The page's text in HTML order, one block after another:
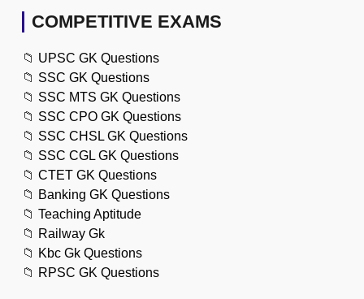
COMPETITIVE EXAMS
📁 UPSC GK Questions
📁 SSC GK Questions
📁 SSC MTS GK Questions
📁 SSC CPO GK Questions
📁 SSC CHSL GK Questions
📁 SSC CGL GK Questions
📁 CTET GK Questions
📁 Banking GK Questions
📁 Teaching Aptitude
📁 Railway Gk
📁 Kbc Gk Questions
📁 RPSC GK Questions